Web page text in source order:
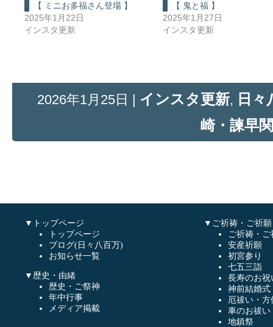
【 ミニお多福さん登場 】
2025年1月22日
インスタ更新
【 鬼と福 】
2025年1月27日
インスタ更新
2026年1月25日 | インスタ更新, 日々
崎・諫早
▼トップページ
トップページ
ブログ(日々八百万)
お知らせ一覧
▼歴史・由緒
歴史・ご祭神
年中行事
メディア掲載
▼ご祈祷・ご祈願
ご祈祷・
安産祈願
初宮参り
七五三詣
長寿のお祝
神前結婚式
厄祓い・方
車のお祓い
地鎮祭